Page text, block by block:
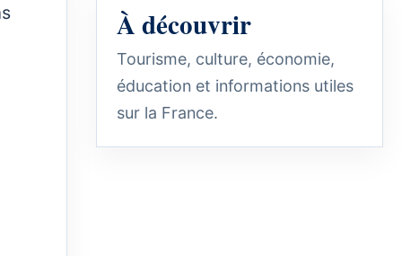
À découvrir
Tourisme, culture, économie,
éducation et informations utiles
sur la France.